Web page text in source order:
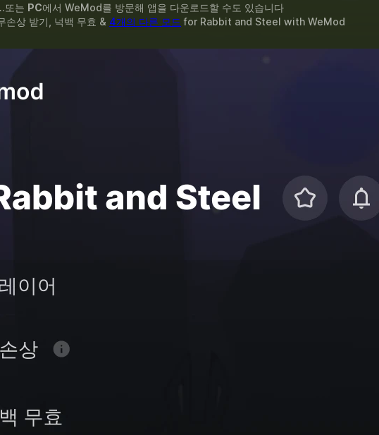
또는 PC에서 WeMod를 방문해 앱을 다운로드할 수도 있습니다
손상 받기, 넉백 무효 & 4개의 다른 모드 for Rabbit and Steel with WeMod